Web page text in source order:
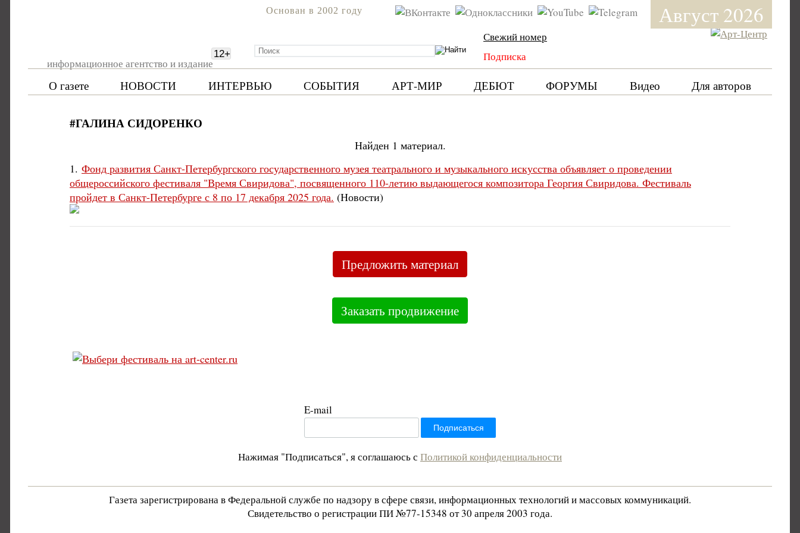
Август 2026
информационное агентство и издание
12+
Основан в 2002 году
Свежий номер
Подписка
О газете НОВОСТИ ИНТЕРВЬЮ СОБЫТИЯ АРТ-МИР ДЕБЮТ ФОРУМЫ Видео Для авторов
#ГАЛИНА СИДОРЕНКО
Найден 1 материал.
1. Фонд развития Санкт-Петербургского государственного музея театрального и музыкального искусства объявляет о проведении
общероссийского фестиваля "Время Свиридова", посвященного 110-летию выдающегося композитора Георгия Свиридова. Фестиваль
пройдет в Санкт-Петербурге с 8 по 17 декабря 2025 года. (Новости)
Предложить материал
Заказать продвижение
E-mail
Нажимая "Подписаться", я соглашаюсь с Политикой конфиденциальности
Газета зарегистрирована в Федеральной службе по надзору в сфере связи, информационных технологий и массовых коммуникаций.
Свидетельство о регистрации ПИ №77-15348 от 30 апреля 2003 года.